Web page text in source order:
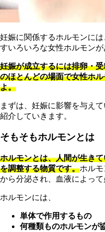
妊娠に関係するホルモンに
すいろいろな女性ホルモンが
妊娠が成立するには排卵・
のほとんどの場面で女性ホ
よ。
まずは、妊娠に影響を与え
紹介していきます。
そもそもホルモンとは
ホルモンとは、人間が生き
を調整する物質です。ホル
から分泌され、血液によっ
ホルモンには、
単体で作用するもの
何種類ものホルモンが